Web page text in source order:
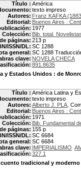
Título : América
texto impreso
Autores: Franz KAFKA
Editorial: Buenos Aires :
1977
Colección: Bib. total.
páginas: 213 p
ISSN/DL: SC 1288
general: SC 1288
clave: NOVELA CHECA
891.8635
y Estados Unidos : de
Título : América Latina y
texto impreso
Autores: Alberto J. PLA ,
Editorial: Buenos Aires :
1971
Colección: Bib. Fundamental
páginas: 155 p
ISSN/DL: SC 6684
general: SC 6684
clave: IMPERIALISMO
327.1
tradicional y moderno